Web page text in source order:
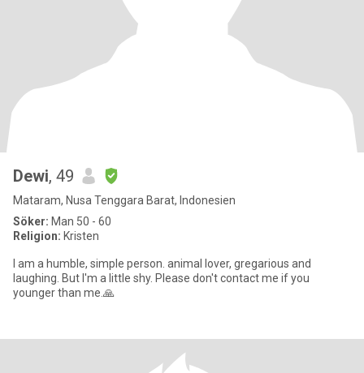
Dewi, 49
Mataram, Nusa Tenggara Barat, Indonesien
Söker: Man 50 - 60
Religion: Kristen
I am a humble, simple person. animal lover, gregarious and
laughing. But I'm a little shy. Please don't contact me if you
younger than me.🙏